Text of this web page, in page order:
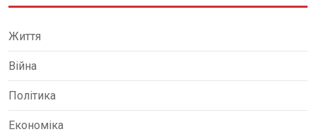
Життя
Війна
Політика
Економіка